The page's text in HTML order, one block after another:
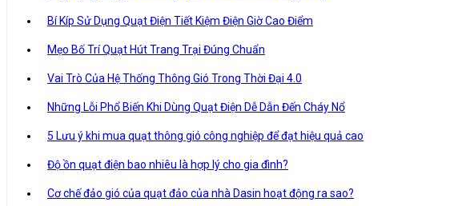
Bí Kíp Sử Dụng Quạt Điện Tiết Kiệm Điện Giờ Cao Điểm
Mẹo Bố Trí Quạt Hút Trang Trại Đúng Chuẩn
Vai Trò Của Hệ Thống Thông Gió Trong Thời Đại 4.0
Những Lỗi Phổ Biến Khi Dùng Quạt Điện Dễ Dẫn Đến Cháy Nổ
5 Lưu ý khi mua quạt thông gió công nghiệp để đạt hiệu quả cao
Độ ồn quạt điện bao nhiêu là hợp lý cho gia đình?
Cơ chế đảo gió của quạt đảo của nhà Dasin hoạt động ra sao?